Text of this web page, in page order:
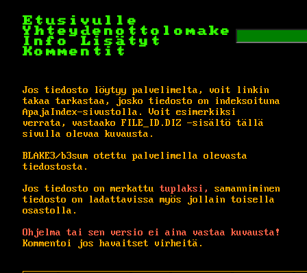
Etusivulle
Yhteydenottolomake
Info
Lisätyt
Kommentit
Jos tiedosto löytyy palvelimelta, voit linkin
takaa tarkastaa, josko tiedosto on indeksoituna
ApajaIndex-sivustolla. Voit esimerkiksi
verrata, vastaako FILE_ID.DIZ -sisältö tällä
sivulla olevaa kuvausta.
BLAKE3/b3sum otettu palvelimella olevasta
tiedostosta.
Jos tiedosto on merkattu tuplaksi,
samanniminen
tiedosto on ladattavissa myös jollain toisella
osastolla.
Ohjelma tai sen versio ei aina vastaa kuvausta!
Kommentoi jos havaitset virheitä.